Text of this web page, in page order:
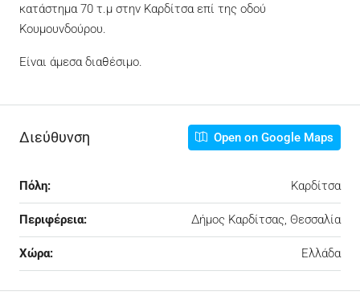
κατάστημα 70 τ.μ στην Καρδίτσα επί της οδού
Κουμουνδούρου.
Είναι άμεσα διαθέσιμο.
Διεύθυνση Open on Google Maps
Πόλη: Καρδίτσα
Περιφέρεια: Δήμος Καρδίτσας, Θεσσαλία
Χώρα: Ελλάδα